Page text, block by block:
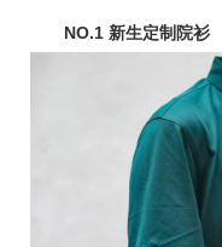
NO.1 新生定制院衫